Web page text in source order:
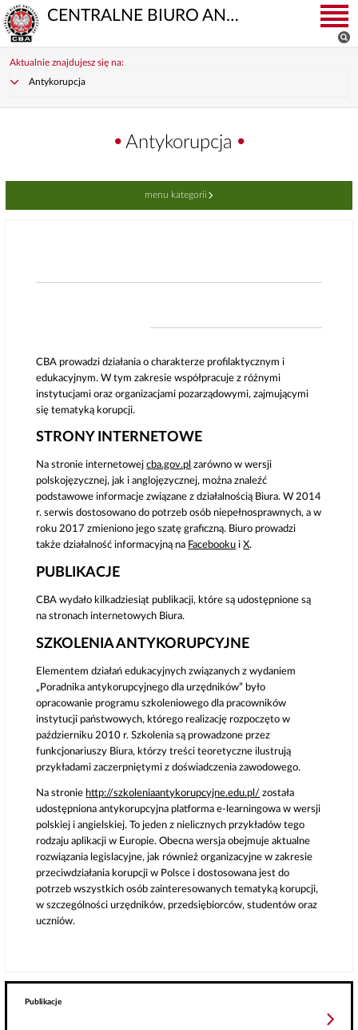
CENTRALNE BIURO ANTYKORUPCYJNE
Aktualnie znajdujesz się na:
Antykorupcja
Antykorupcja
menu kategorii
CBA prowadzi działania o charakterze profilaktycznym i
edukacyjnym. W tym zakresie współpracuje z różnymi
instytucjami oraz organizacjami pozarządowymi, zajmującymi
się tematyką korupcji.
STRONY INTERNETOWE
Na stronie internetowejcba.gov.pl zarówno w wersji
polskojęzycznej, jak i anglojęzycznej, można znaleźć
podstawowe informacje związane z działalnością Biura. W 2014
r. serwis dostosowano do potrzeb osób niepełnosprawnych, a w
roku 2017 zmieniono jego szatę graﬁczną. Biuro prowadzi
także działalność informacyjną na Facebooku iX.
PUBLIKACJE
CBA wydało kilkadziesiąt publikacji, które są udostępnione są
na stronach internetowych Biura.
SZKOLENIA ANTYKORUPCYJNE
Elementem działań edukacyjnych związanych z wydaniem
„Poradnika antykorupcyjnego dla urzędników” było
opracowanie programu szkoleniowego dla pracowników
instytucji państwowych, którego realizację rozpoczęto w
październiku 2010 r. Szkolenia są prowadzone przez
funkcjonariuszy Biura, którzy treści teoretyczne ilustrują
przykładami zaczerpniętymi z doświadczenia zawodowego.
Na stronie http://szkoleniaantykorupcyjne.edu.pl/ została
udostępniona antykorupcyjna platforma e-learningowa w wersji
polskiej i angielskiej. To jeden z nielicznych przykładów tego
rodzaju aplikacji w Europie. Obecna wersja obejmuje aktualne
rozwiązania legislacyjne, jak również organizacyjne w zakresie
przeciwdziałania korupcji w Polsce i dostosowana jest do
potrzeb wszystkich osób zainteresowanych tematyką korupcji,
w szczególności urzędników, przedsiębiorców, studentów oraz
uczniów.
Publikacje